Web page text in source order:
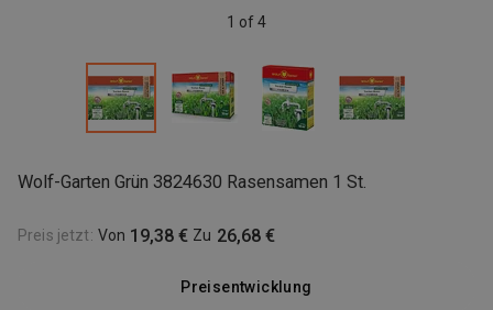
1 of 4
Wolf-Garten Grün 3824630 Rasensamen 1 St.
Preis jetzt: Von 19,38 € Zu 26,68 €
Preisentwicklung